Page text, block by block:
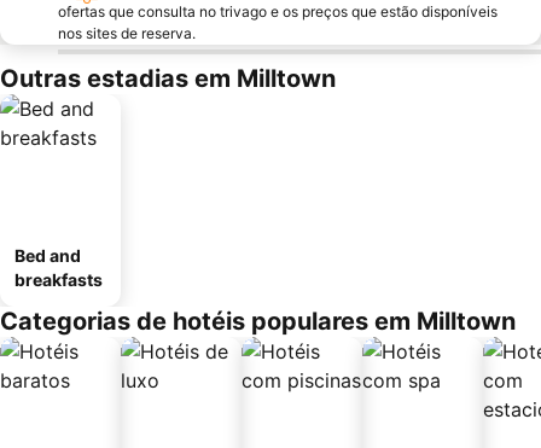
ofertas que consulta no trivago e os preços que estão disponíveis
nos sites de reserva.
Outras estadias em Milltown
Bed and
breakfasts
Categorias de hotéis populares em Milltown